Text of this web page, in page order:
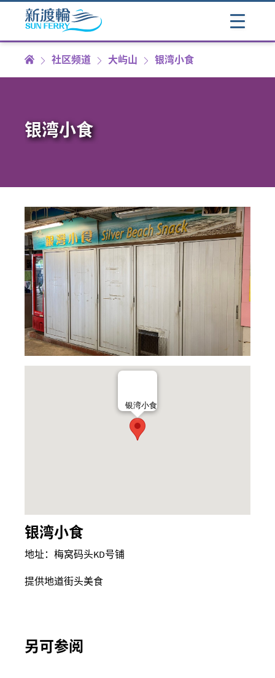
社区频道 大屿山 银湾小食
银湾小食
银湾小食
银湾小食
地址：梅窝码头KD号铺
提供地道街头美食
另可参阅